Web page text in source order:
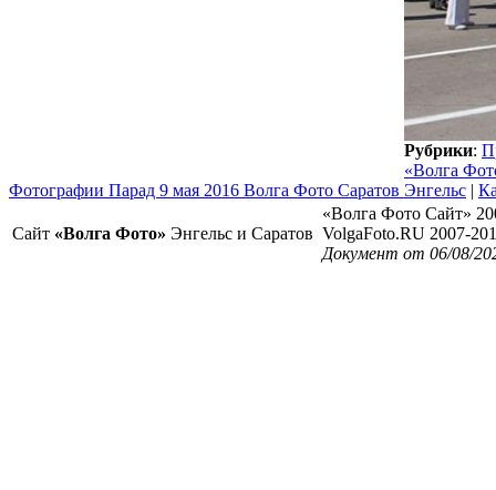
Рубрики:
«Волга
Фотографии Парад 9 мая 2016 Волга Фото Саратов Энгельс |
Сайт «Волга Фото» Энгельс и Саратов
«Волга Фото Сайт»
VolgaFoto.RU 2007-
Документ от 06/08/